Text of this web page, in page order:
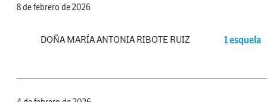
8 de febrero de 2026
DOÑA MARÍA ANTONIA RIBOTE RUIZ 1 esquela